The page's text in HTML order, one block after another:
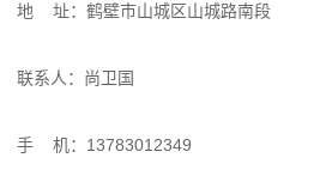
地 址：鹤壁市山城区山城路南段
联系人：尚卫国
手 机：13783012349